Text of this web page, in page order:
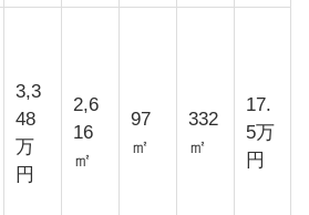
3,3
48
万
円
2,6
16
㎡
97
㎡
332
㎡
17.
5万
円